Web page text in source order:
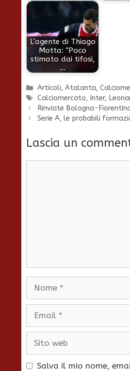
L'agente di Thiago
Motta: "Poco
stimato dai tifosi,
…
Categorie
Articoli,Atalanta,
Tag
Calciomercato, Inter,
Rinviate Bologna-
Serie A, le probabili
Lascia un
Salva il mio nome,